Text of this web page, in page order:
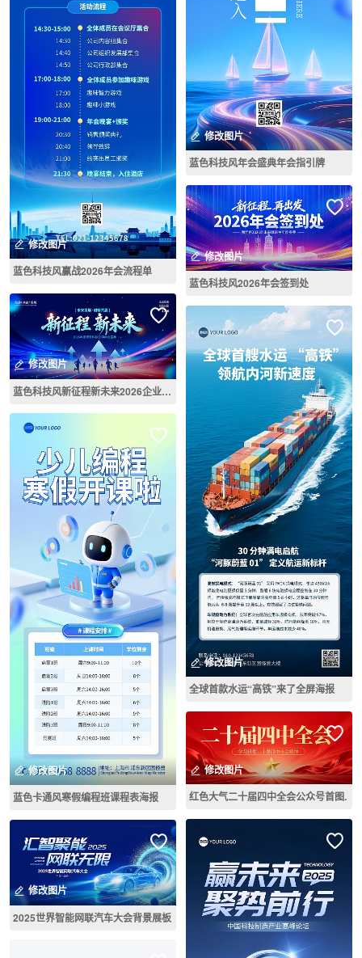
修改图片
蓝色科技风赢战2026年会流程单
修改图片
蓝色科技风新征程新未来2026企业年会背景墙
修改图片
蓝色卡通风寒假编程班课程表海报
修改图片
2025世界智能网联汽车大会背景展板
修改图片
蓝色科技风年会盛典年会指引牌
修改图片
蓝色科技风2026年会签到处
修改图片
全球首款水运“高铁”来了全屏海报
修改图片
红色大气二十届四中全会公众号首图.